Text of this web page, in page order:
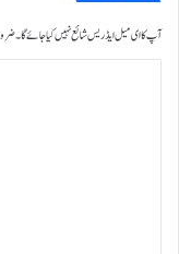
آپ کا ای میل ایڈریس شائع نہیں کیا جائے گا۔